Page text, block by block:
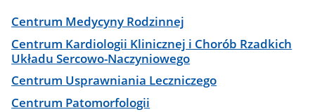
Centrum Medycyny Rodzinnej
Centrum Kardiologii Klinicznej i Chorób Rzadkich
Układu Sercowo-Naczyniowego
Centrum Usprawniania Leczniczego
Centrum Patomorfologii